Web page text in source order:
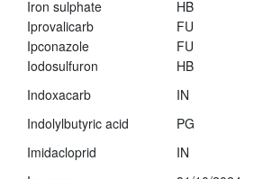
Iron sulphate HB
Iprovalicarb
FU
Ipconazole
FU
Iodosulfuron
HB
Indoxacarb
IN
Indolylbutyric acid
PG
Imidacloprid
IN